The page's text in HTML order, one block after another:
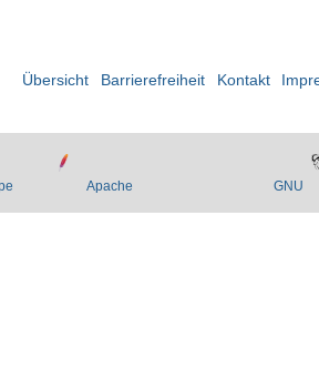
Übersicht Barrierefreiheit Kontakt
Apache GNU